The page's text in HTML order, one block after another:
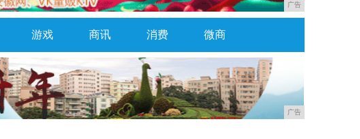
广告
游戏 商讯 消费 微商
广告